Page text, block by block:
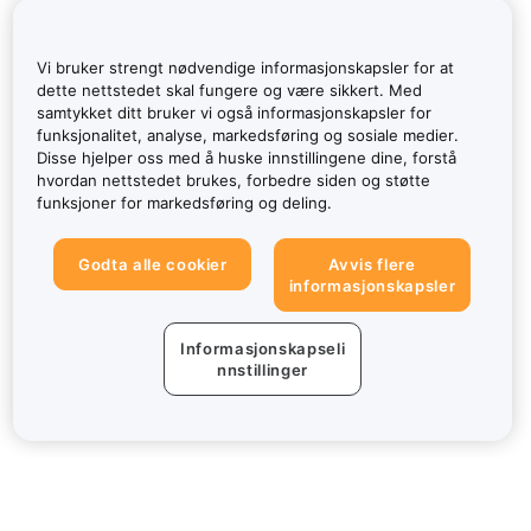
Vi bruker strengt nødvendige informasjonskapsler for at
dette nettstedet skal fungere og være sikkert. Med
samtykket ditt bruker vi også informasjonskapsler for
funksjonalitet, analyse, markedsføring og sosiale medier.
Disse hjelper oss med å huske innstillingene dine, forstå
hvordan nettstedet brukes, forbedre siden og støtte
funksjoner for markedsføring og deling.
Godta alle cookier
Avvis flere
informasjonskapsler
Informasjonskapseli
nnstillinger